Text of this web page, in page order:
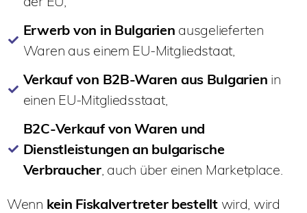
Erwerb von in Bulgarien ausgelieferten
Waren aus einem EU-Mitgliedstaat,
Verkauf von B2B-Waren aus Bulgarien in
einen EU-Mitgliedsstaat,
B2C-Verkauf von Waren und
Dienstleistungen an bulgarische
Verbraucher, auch über einen Marketplace.
Wenn kein Fiskalvertreter bestelltwird, wird